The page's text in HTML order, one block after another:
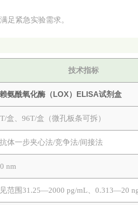
足紧急实验需求。
技术指标
氨酰氧化酶（LOX）ELISA试剂盒
盒、96T/盒（微孔板条可拆）
体一步夹心法/竞争法/间接法
nm
范围31.25—2000 pg/mL、0.313—20